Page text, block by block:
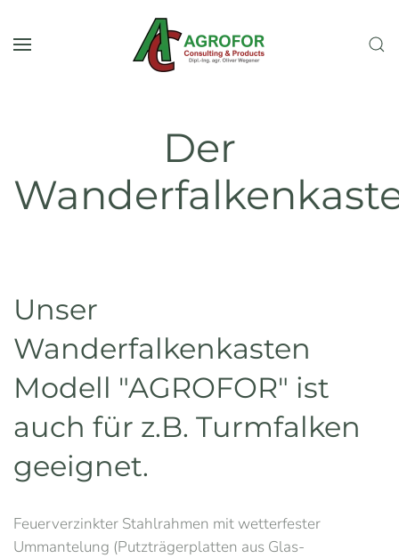
Zum Hauptinhalt springen
Der
Unser
Wanderfalkenkasten
Modell "AGROFOR" ist
auch für z.B. Turmfalken
geeignet.
Feuerverzinkter Stahlrahmen mit wetterfester
Ummantelung (Putzträgerplatten aus Glas-